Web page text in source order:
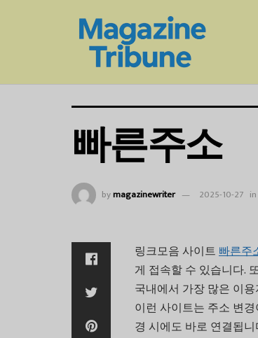
빠른주소
bymagazinewriter 2025-10-27 in
링크모음 사이트 빠른주
게 접속할 수 있습니다.
국내에서 가장 많은 이용
이런 사이트는 주소 변경
경 시에도 바로 연결됩니